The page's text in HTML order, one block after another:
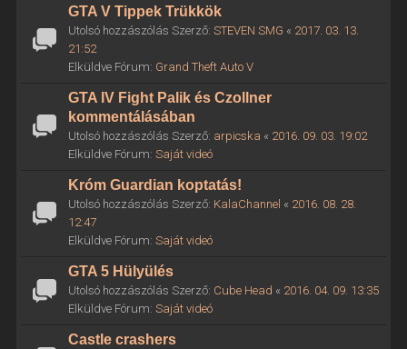
GTA V Tippek Trükkök
Utolsó hozzászólás Szerző: STEVEN SMG « 2017. 03. 13.
21:52
Elküldve Fórum: Grand Theft Auto V
GTA IV Fight Palik és Czollner
kommentálásában
Utolsó hozzászólás Szerző: arpicska « 2016. 09. 03. 19:02
Elküldve Fórum: Saját videó
Króm Guardian koptatás!
Utolsó hozzászólás Szerző: KalaChannel « 2016. 08. 28.
12:47
Elküldve Fórum: Saját videó
GTA 5 Hülyülés
Utolsó hozzászólás Szerző: Cube Head « 2016. 04. 09. 13:35
Elküldve Fórum: Saját videó
Castle crashers